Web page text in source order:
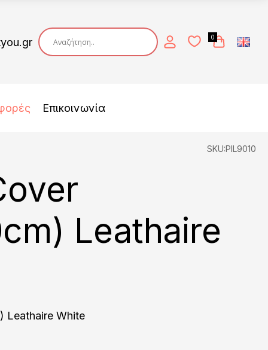
0
Επικοινωνία
SKU:PIL9010
Leathaire
Leathaire White